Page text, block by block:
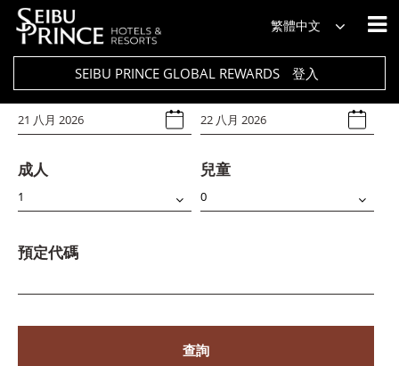
繁體中文
SEIBU PRINCE GLOBAL REWARDS 登入
飯店
Select Any
入住日期 退房日期
成人 兒童
預定代碼
查詢